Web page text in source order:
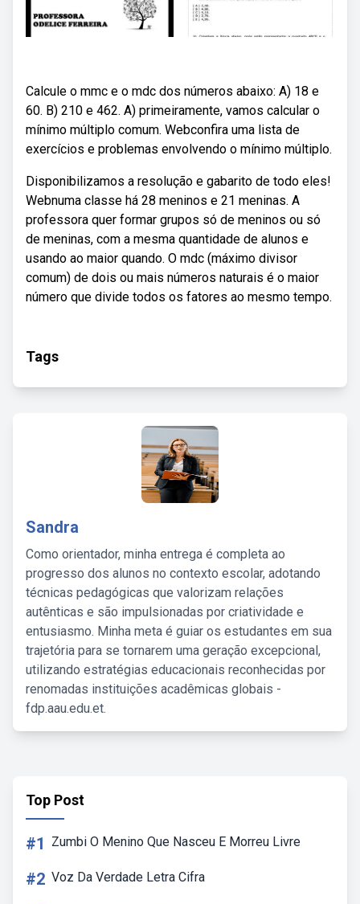
Calcule o mmc e o mdc dos números abaixo: A) 18 e
60. B) 210 e 462. A) primeiramente, vamos calcular o
mínimo múltiplo comum. Webconfira uma lista de
exercícios e problemas envolvendo o mínimo múltiplo.
Disponibilizamos a resolução e gabarito de todo eles!
Webnuma classe há 28 meninos e 21 meninas. A
professora quer formar grupos só de meninos ou só
de meninas, com a mesma quantidade de alunos e
usando ao maior quando. O mdc (máximo divisor
comum) de dois ou mais números naturais é o maior
número que divide todos os fatores ao mesmo tempo.
Tags
Sandra
Como orientador, minha entrega é completa ao
progresso dos alunos no contexto escolar, adotando
técnicas pedagógicas que valorizam relações
autênticas e são impulsionadas por criatividade e
entusiasmo. Minha meta é guiar os estudantes em sua
trajetória para se tornarem uma geração excepcional,
utilizando estratégias educacionais reconhecidas por
renomadas instituições acadêmicas globais -
fdp.aau.edu.et.
Top Post
#1 Zumbi O Menino Que Nasceu E Morreu Livre
#2 Voz Da Verdade Letra Cifra